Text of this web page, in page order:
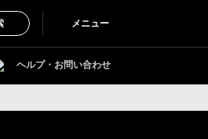
メニュー
ヘルプ・お問い合わせ